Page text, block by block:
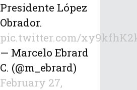
Presidente López
Obrador.
pic.twitter.com/
— Marcelo Ebrard
C. (@m_ebrard)
February 27,